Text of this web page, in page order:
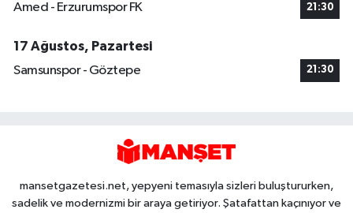
Amed - Erzurumspor FK 21:30
17 Ağustos, Pazartesi
Samsunspor - Göztepe
21:30
mansetgazetesi.net, yepyeni temasıyla sizleri buluştururken,
sadelik ve modernizmi bir araya getiriyor. Şatafattan kaçınıyor ve